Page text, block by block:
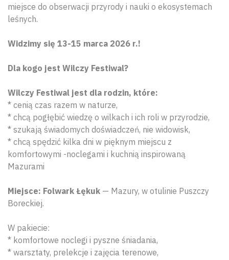
miejsce do obserwacji przyrody i nauki o ekosystemach
leśnych.
Widzimy się 13-15 marca 2026 r.!
Dla kogo jest Wilczy Festiwal?
Wilczy Festiwal jest dla rodzin, które:
* cenią czas razem w naturze,
* chcą pogłębić wiedzę o wilkach i ich roli w przyrodzie,
* szukają świadomych doświadczeń, nie widowisk,
* chcą spędzić kilka dni w pięknym miejscu z
komfortowymi -noclegami i kuchnią inspirowaną
Mazurami
Miejsce: Folwark Łękuk — Mazury, w otulinie Puszczy
Boreckiej.
W pakiecie:
* komfortowe noclegi i pyszne śniadania,
* warsztaty, prelekcje i zajęcia terenowe,